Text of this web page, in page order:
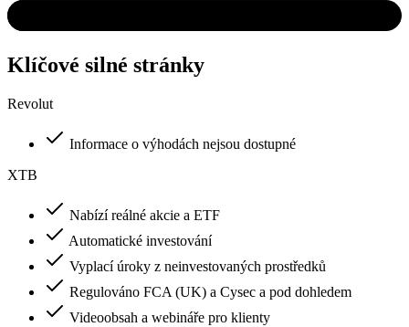
Klíčové silné stránky
Revolut
Informace o výhodách nejsou dostupné
XTB
Nabízí reálné akcie a ETF
Automatické investování
Vyplací úroky z neinvestovaných prostředků
Regulováno FCA (UK) a Cysec a pod dohledem
Videoobsah a webináře pro klienty